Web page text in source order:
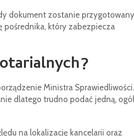
dokument zostanie
pośrednika, który zabezpiecza
Ministra Sprawiedliwości.
dlatego trudno podać jedną,
na lokalizację kancelarii oraz